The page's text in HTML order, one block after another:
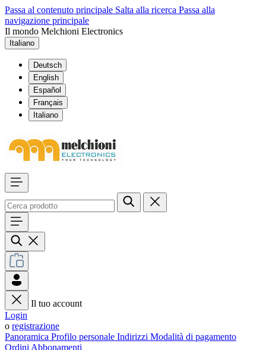
Passa al contenuto principale Salta alla ricerca Passa alla
navigazione principale
Il mondo Melchioni Electronics
Italiano
Deutsch
English
Español
Français
Italiano
Il tuo account
Login
o registrazione
Panoramica Profilo personale Indirizzi Modalità di pagamento
Ordini Abbonamenti